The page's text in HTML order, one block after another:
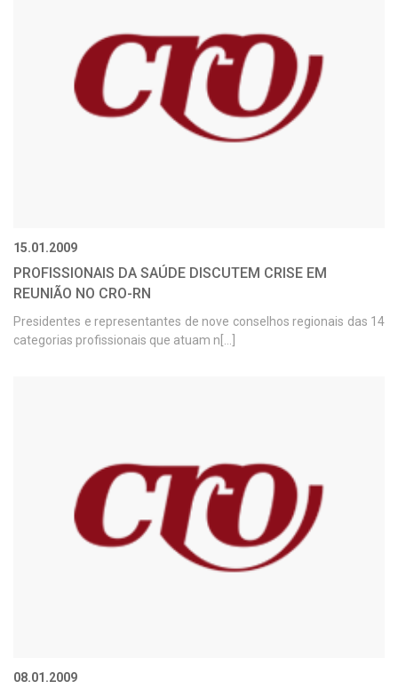
15.01.2009
PROFISSIONAIS DA SAÚDE DISCUTEM CRISE EM
REUNIÃO NO CRO-RN
Presidentes e representantes de nove conselhos regionais das 14
categorias profissionais que atuam n[...]
08.01.2009